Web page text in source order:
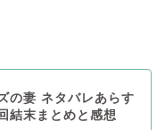
の妻 ネタバレあらす
結末まとめと感想